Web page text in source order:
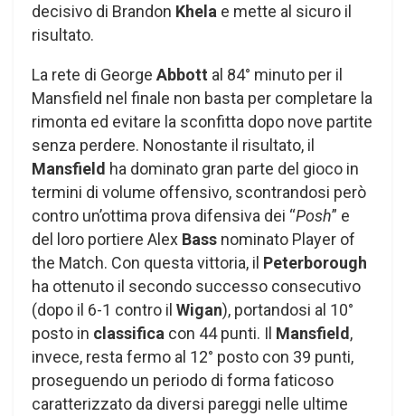
decisivo di Brandon Khela e mette al sicuro il
risultato.
La rete di George Abbott al 84° minuto per il
Mansfield nel finale non basta per completare la
rimonta ed evitare la sconfitta dopo nove partite
senza perdere. Nonostante il risultato, il
Mansfield ha dominato gran parte del gioco in
termini di volume offensivo, scontrandosi però
contro un’ottima prova difensiva dei “Posh” e
del loro portiere Alex Bass nominato Player of
the Match. Con questa vittoria, il Peterborough
ha ottenuto il secondo successo consecutivo
(dopo il 6-1 contro il Wigan), portandosi al 10°
posto in classifica con 44 punti. Il Mansfield,
invece, resta fermo al 12° posto con 39 punti,
proseguendo un periodo di forma faticoso
caratterizzato da diversi pareggi nelle ultime